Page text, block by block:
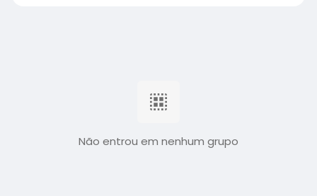
Não entrou em nenhum grupo